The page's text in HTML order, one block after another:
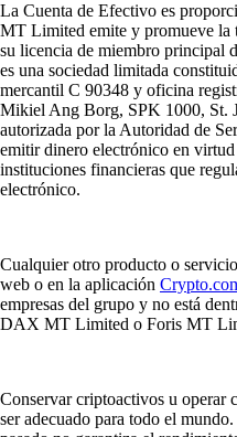
La Cuenta de Efectivo es
MT Limited emite y promueve la
su licencia de miembro principal
es una sociedad limitada
mercantil C 90348 y oficina
Mikiel Ang Borg, SPK 1000, St.
autorizada por la Autoridad de
emitir dinero electrónico en
instituciones financieras que
electrónico.
Cualquier otro producto o
web o en la aplicación
empresas del grupo y no está
DAX MT Limited o Foris MT
Conservar criptoactivos u operar
ser adecuado para todo el